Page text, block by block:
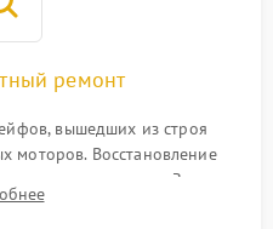
ремонт
вышедших из строя
моторов. Восстановление
заклинивании зума. Замена
датчиков положения или